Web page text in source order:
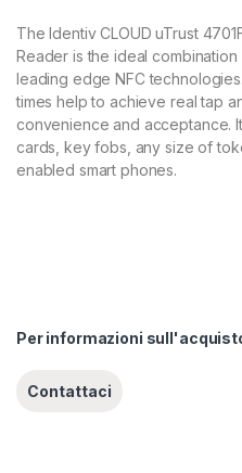
The Identiv CLOUD uTrust
Reader is the ideal
leading edge NFC
times help to achieve real tap
convenience and acceptance.
cards, key fobs, any size of
enabled smart phones.
Per informazioni